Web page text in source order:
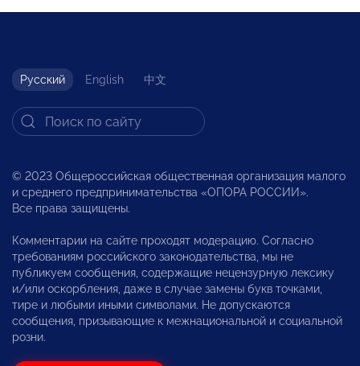
Русский English 中文
© 2023 Общероссийская общественная организация малого
и среднего предпринимательства «ОПОРА РОССИИ».
Все права защищены.
Комментарии на сайте проходят модерацию. Согласно
требованиям российского законодательства, мы не
публикуем сообщения, содержащие нецензурную лексику
и/или оскорбления, даже в случае замены букв точками,
тире и любыми иными символами. Не допускаются
сообщения, призывающие к межнациональной и социальной
розни.